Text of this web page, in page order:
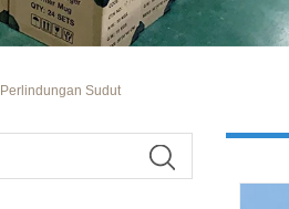
Perlindungan Sudut